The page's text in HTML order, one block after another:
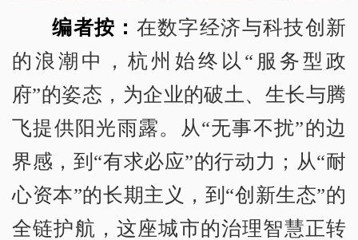
编者按： 在数字经济与科技创新
的浪潮中，杭州始终以“服务型政
府”的姿态，为企业的破土、生长与腾
飞提供阳光雨露。从“无事不扰”的边
界感，到“有求必应”的行动力；从“耐
心资本”的长期主义，到“创新生态”的
全链护航，这座城市的治理智慧正转